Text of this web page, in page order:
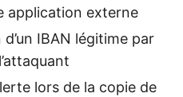
application externe
IBAN légitime par
lors de la copie de